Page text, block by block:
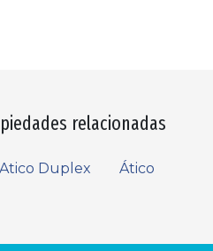
relacionadas
Atico Duplex Ático